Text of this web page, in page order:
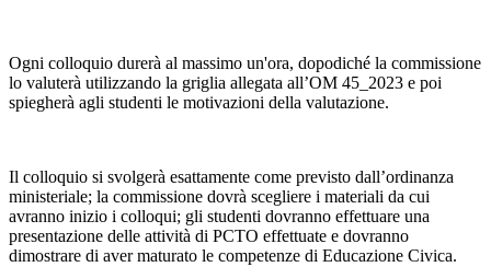
Ogni colloquio durerà al massimo un'ora, dopodiché la commissione
lo valuterà utilizzando la griglia allegata all’OM 45_2023 e poi
spiegherà agli studenti le motivazioni della valutazione.
Il colloquio si svolgerà esattamente come previsto dall’ordinanza
ministeriale; la commissione dovrà scegliere i materiali da cui
avranno inizio i colloqui; gli studenti dovranno effettuare una
presentazione delle attività di PCTO effettuate e dovranno
dimostrare di aver maturato le competenze di Educazione Civica.